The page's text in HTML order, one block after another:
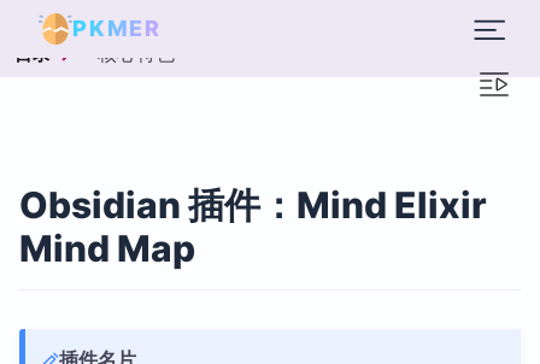
PKMER
目录 核心特色
Obsidian 插件：Mind Elixir
Mind Map